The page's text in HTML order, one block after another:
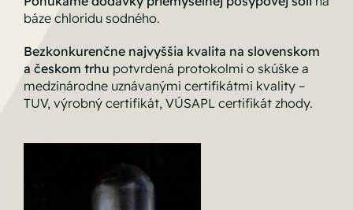
báze chloridu sodného.
Bezkonkurenčne najvyššia kvalita na slovenskom
a českom trhu potvrdená protokolmi o skúške a
medzinárodne uznávanými certifikátmi kvality –
TUV, výrobný certifikát, VÚSAPL certifikát zhody.